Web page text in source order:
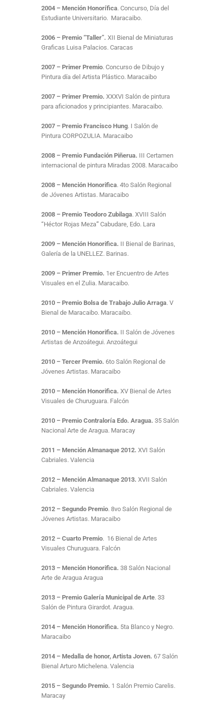
2004 – Mención Honorífica. Concurso, Día del
Estudiante Universitario. Maracaibo.
2006 – Premio “Taller”. XII Bienal de Miniaturas
Graficas Luisa Palacios. Caracas
2007 – Primer Premio. Concurso de Dibujo y
Pintura día del Artista Plástico. Maracaibo
2007 – Primer Premio. XXXVI Salón de pintura
para aficionados y principiantes. Maracaibo.
2007 – Premio Francisco Hung. I Salón de
Pintura CORPOZULIA. Maracaibo
2008 – Premio Fundación Piñerua. III Certamen
internacional de pintura Miradas 2008. Maracaibo
2008 – Mención Honorifica. 4to Salón Regional
de Jóvenes Artistas. Maracaibo
2008 – Premio Teodoro Zubilaga. XVIII Salón
“Héctor Rojas Meza” Cabudare, Edo. Lara
2009 – Mención Honorifica. II Bienal de Barinas,
Galería de la UNELLEZ. Barinas.
2009 – Primer Premio. 1er Encuentro de Artes
Visuales en el Zulia. Maracaibo.
2010 – Premio Bolsa de Trabajo Julio Arraga. V
Bienal de Maracaibo. Maracaibo.
2010 – Mención Honorifica. II Salón de Jóvenes
Artistas de Anzoátegui. Anzoátegui
2010 – Tercer Premio. 6to Salón Regional de
Jóvenes Artistas. Maracaibo
2010 – Mención Honorifica. XV Bienal de Artes
Visuales de Churuguara. Falcón
2010 – Premio Contraloría Edo. Aragua. 35 Salón
Nacional Arte de Aragua. Maracay
2011 – Mención Almanaque 2012. XVI Salón
Cabriales. Valencia
2012 – Mención Almanaque 2013. XVII Salón
Cabriales. Valencia
2012 – Segundo Premio. 8vo Salón Regional de
Jóvenes Artistas. Maracaibo
2012 – Cuarto Premio. 16 Bienal de Artes
Visuales Churuguara. Falcón
2013 – Mención Honorifica. 38 Salón Nacional
Arte de Aragua Aragua
2013 – Premio Galería Municipal de Arte. 33
Salón de Pintura Girardot. Aragua.
2014 – Mención Honorifica. 5ta Blanco y Negro.
Maracaibo
2014 – Medalla de honor, Artista Joven. 67 Salón
Bienal Arturo Michelena. Valencia
2015 – Segundo Premio. 1 Salón Premio Carelis.
Maracay